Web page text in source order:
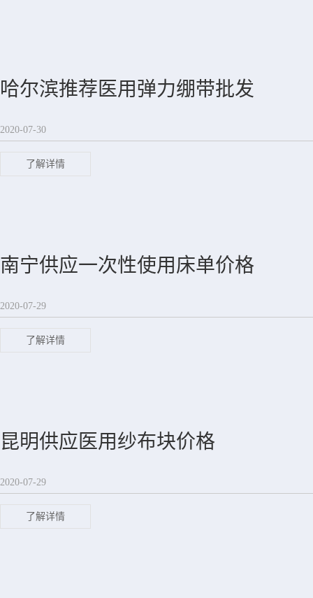
哈尔滨推荐医用弹力绷带批发
2020-07-30
了解详情
南宁供应一次性使用床单价格
2020-07-29
了解详情
昆明供应医用纱布块价格
2020-07-29
了解详情